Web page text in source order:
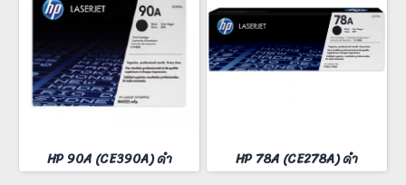
HP 90A (CE390A) ดำ HP 78A (CE278A) ดำ